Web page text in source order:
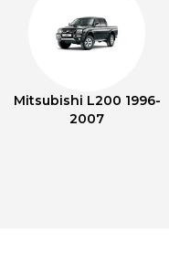
Mitsubishi L200 1996-
2007